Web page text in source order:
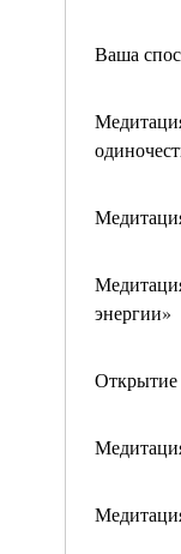
Ваша
энергии»
Открытие